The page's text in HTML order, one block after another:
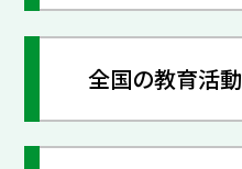
全国の教育活動